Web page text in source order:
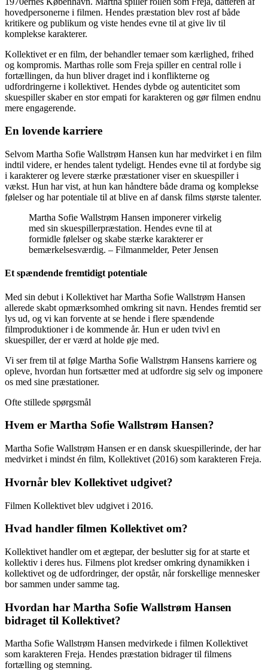
hovedpersonerne i filmen. Hendes præstation blev rost af både
kritikere og publikum og viste hendes evne til at give liv til
komplekse karakterer.
Kollektivet er en film, der behandler temaer som kærlighed, frihed
og kompromis. Marthas rolle som Freja spiller en central rolle i
fortællingen, da hun bliver draget ind i konflikterne og
udfordringerne i kollektivet. Hendes dybde og autenticitet som
skuespiller skaber en stor empati for karakteren og gør filmen endnu
mere engagerende.
En lovende karriere
Selvom Martha Sofie Wallstrøm Hansen kun har medvirket i en film
indtil videre, er hendes talent tydeligt. Hendes evne til at fordybe sig
i karakterer og levere stærke præstationer viser en skuespiller i
vækst. Hun har vist, at hun kan håndtere både drama og komplekse
følelser og har potentiale til at blive en af dansk films største talenter.
Martha Sofie Wallstrøm Hansen imponerer virkelig
med sin skuespillerpræstation. Hendes evne til at
formidle følelser og skabe stærke karakterer er
bemærkelsesværdig. – Filmanmelder, Peter Jensen
Et spændende fremtidigt potentiale
Med sin debut i Kollektivet har Martha Sofie Wallstrøm Hansen
allerede skabt opmærksomhed omkring sit navn. Hendes fremtid ser
lys ud, og vi kan forvente at se hende i flere spændende
filmproduktioner i de kommende år. Hun er uden tvivl en
skuespiller, der er værd at holde øje med.
Vi ser frem til at følge Martha Sofie Wallstrøm Hansens karriere og
opleve, hvordan hun fortsætter med at udfordre sig selv og imponere
os med sine præstationer.
Ofte stillede spørgsmål
Hvem er Martha Sofie Wallstrøm Hansen?
Martha Sofie Wallstrøm Hansen er en dansk skuespillerinde, der har
medvirket i mindst én film, Kollektivet (2016) som karakteren Freja.
Hvornår blev Kollektivet udgivet?
Filmen Kollektivet blev udgivet i 2016.
Hvad handler filmen Kollektivet om?
Kollektivet handler om et ægtepar, der beslutter sig for at starte et
kollektiv i deres hus. Filmens plot kredser omkring dynamikken i
kollektivet og de udfordringer, der opstår, når forskellige mennesker
bor sammen under samme tag.
Hvordan har Martha Sofie Wallstrøm Hansen
bidraget til Kollektivet?
Martha Sofie Wallstrøm Hansen medvirkede i filmen Kollektivet
som karakteren Freja. Hendes præstation bidrager til filmens
fortælling og stemning.